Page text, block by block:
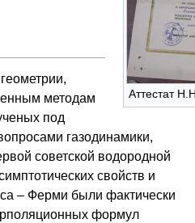
Аттестат
методам
под
газодинамики,
советской водородной
свойств и
– Ферми были фактически
формул